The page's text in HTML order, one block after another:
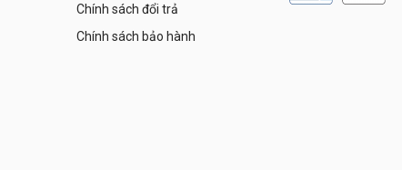
Chính sách đổi trả
Chính sách bảo hành